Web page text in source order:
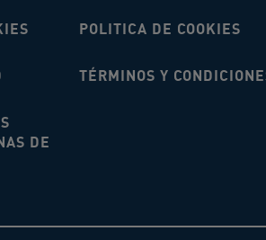
POLITICA DE COOKIES
TÉRMINOS Y
DE